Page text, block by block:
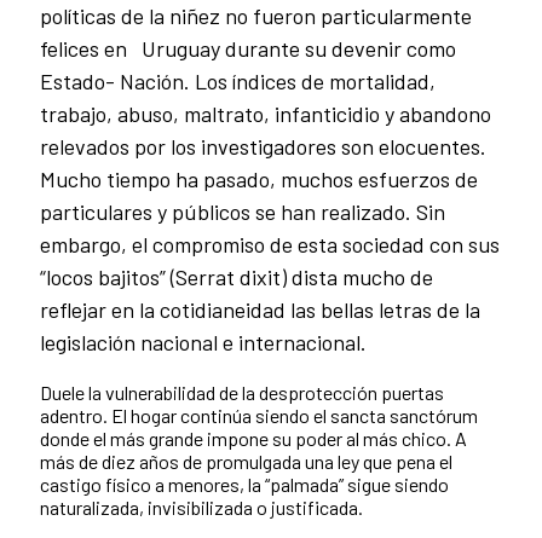
políticas de la niñez no fueron particularmente
felices en Uruguay durante su devenir como
Estado- Nación. Los índices de mortalidad,
trabajo, abuso, maltrato, infanticidio y abandono
relevados por los investigadores son elocuentes.
Mucho tiempo ha pasado, muchos esfuerzos de
particulares y públicos se han realizado. Sin
embargo, el compromiso de esta sociedad con sus
“locos bajitos” (Serrat dixit) dista mucho de
reflejar en la cotidianeidad las bellas letras de la
legislación nacional e internacional.
Duele la vulnerabilidad de la desprotección puertas
adentro. El hogar continúa siendo el sancta sanctórum
donde el más grande impone su poder al más chico. A
más de diez años de promulgada una ley que pena el
castigo físico a menores, la “palmada” sigue siendo
naturalizada, invisibilizada o justificada.